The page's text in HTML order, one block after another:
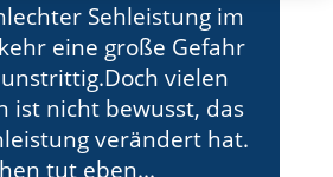
Sehleistung im
eine große Gefahr
vielen
ist nicht bewusst, das
verändert hat.
tut eben...